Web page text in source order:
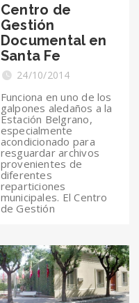
Centro de
Gestión
Documental en
Santa Fe
24/10/2014
Funciona en uno de los
galpones aledaños a la
Estación Belgrano,
especialmente
acondicionado para
resguardar archivos
provenientes de
diferentes
reparticiones
municipales. El Centro
de Gestión